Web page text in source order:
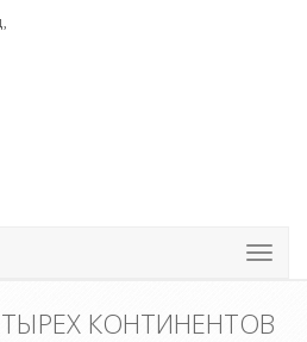
КОНТИНЕНТОВ